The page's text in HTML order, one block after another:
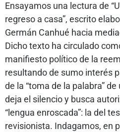
Ensayamos una lectura de
regreso a casa”, escrito
Germán Canhué hacia
Dicho texto ha circulado
manifiesto político de la
resultando de sumo interés
de la “toma de la palabra”
deja el silencio y busca
“lengua enroscada”: la del
revisionista. Indagamos, en